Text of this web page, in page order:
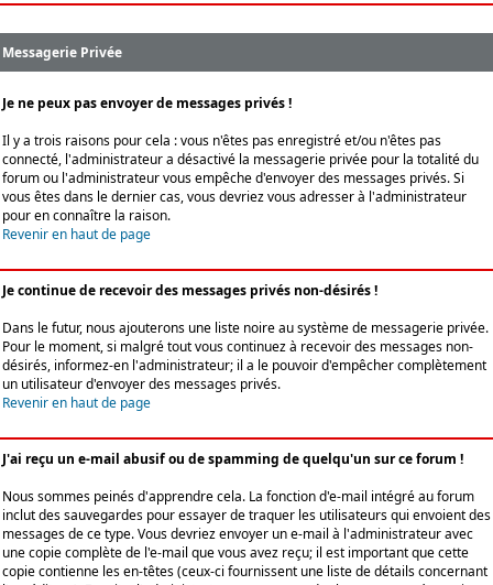
Messagerie Privée
Je ne peux pas envoyer de messages privés !
Il y a trois raisons pour cela : vous n'êtes pas enregistré et/ou n'êtes pas
connecté, l'administrateur a désactivé la messagerie privée pour la totalité du
forum ou l'administrateur vous empêche d'envoyer des messages privés. Si
vous êtes dans le dernier cas, vous devriez vous adresser à l'administrateur
pour en connaître la raison.
Revenir en haut de page
Je continue de recevoir des messages privés non-désirés !
Dans le futur, nous ajouterons une liste noire au système de messagerie privée.
Pour le moment, si malgré tout vous continuez à recevoir des messages non-
désirés, informez-en l'administrateur; il a le pouvoir d'empêcher complètement
un utilisateur d'envoyer des messages privés.
Revenir en haut de page
J'ai reçu un e-mail abusif ou de spamming de quelqu'un sur ce forum !
Nous sommes peinés d'apprendre cela. La fonction d'e-mail intégré au forum
inclut des sauvegardes pour essayer de traquer les utilisateurs qui envoient des
messages de ce type. Vous devriez envoyer un e-mail à l'administrateur avec
une copie complète de l'e-mail que vous avez reçu; il est important que cette
copie contienne les en-têtes (ceux-ci fournissent une liste de détails concernant